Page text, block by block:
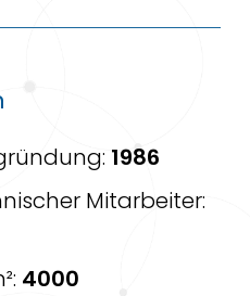
1986
Mitarbeiter:
4000